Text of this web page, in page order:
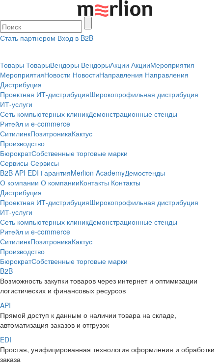
Стать партнером Вход в B2B
Товары ТоварыВендоры ВендорыАкции АкцииМероприятия
МероприятияНовости НовостиНаправления Направления
Дистрибуция
Проектная ИТ-дистрибуцияШирокопрофильная дистрибуция
ИТ-услуги
Сеть компьютерных клиникДемонстрационные стенды
Ритейл и e-commerce
СитилинкПозитроникаКактус
Производство
БюрократСобственные торговые марки
Сервисы Сервисы
B2B API EDI ГарантияMerlion AcademyДемостенды
О компании О компанииКонтакты Контакты
Дистрибуция
Проектная ИТ-дистрибуцияШирокопрофильная дистрибуция
ИТ-услуги
Сеть компьютерных клиникДемонстрационные стенды
Ритейл и e-commerce
СитилинкПозитроникаКактус
Производство
БюрократСобственные торговые марки
B2B
Возможность закупки товаров через интернет и оптимизации
логистических и финансовых ресурсов
API
Прямой доступ к данным о наличии товара на складе,
автоматизация заказов и отгрузок
EDI
Простая, унифицированная технология оформления и обработки
заказа